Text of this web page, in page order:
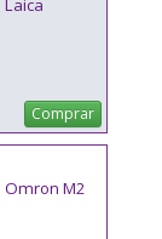
Comprar
Omron M2